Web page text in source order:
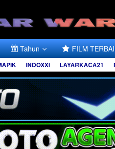
Tahun FILM
INDOXXI LAYARKACA21